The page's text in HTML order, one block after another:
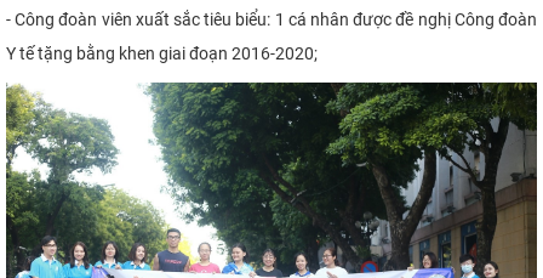
- Công đoàn viên xuất sắc tiêu biểu: 1 cá nhân được đề nghị Công đoàn
Y tế tặng bằng khen giai đoạn 2016-2020;